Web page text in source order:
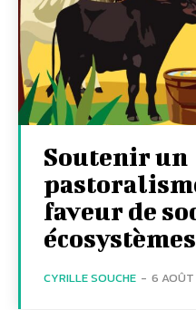
Soutenir un
faveur de
CYRILLE SOUCHE - 6